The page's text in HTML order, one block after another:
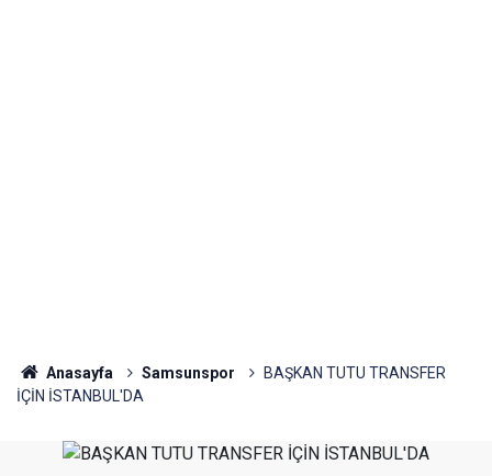
Anasayfa Samsunspor
BAŞKAN TUTU TRANSFER
İÇİN İSTANBUL'DA